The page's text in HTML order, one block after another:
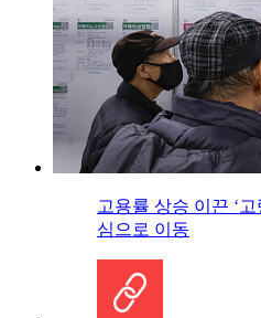
고용률 상승 이끈 ‘
심으로 이동